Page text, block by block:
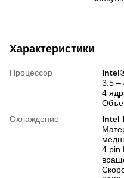
Характеристики
Процессор
3.5 –
4
Охлаждение
Intel
4 pin